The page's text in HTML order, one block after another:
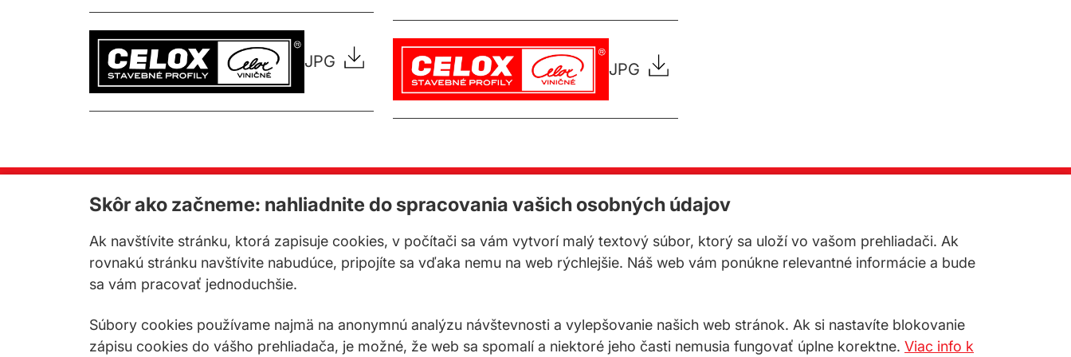
JPG JPG
Nastavenie cookies
Na stiahnutie KONTAKTY
Celox spol. s r.o.
Družstevná 33/a
telefón:+421 33 647 65 73
Skôr ako začneme: nahliadnite do spracovania vašich osobných údajov
Ak navštívite stránku, ktorá zapisuje cookies, v počítači sa vám vytvorí malý textový súbor, ktorý sa uloží vo vašom prehliadači. Ak
rovnakú stránku navštívite nabudúce, pripojíte sa vďaka nemu na web rýchlejšie. Náš web vám ponúkne relevantné informácie a bude
sa vám pracovať jednoduchšie.
Súbory cookies používame najmä na anonymnú analýzu návštevnosti a vylepšovanie našich web stránok. Ak si nastavíte blokovanie
zápisu cookies do vášho prehliadača, je možné, že web sa spomalí a niektoré jeho časti nemusia fungovať úplne korektne. Viac info k